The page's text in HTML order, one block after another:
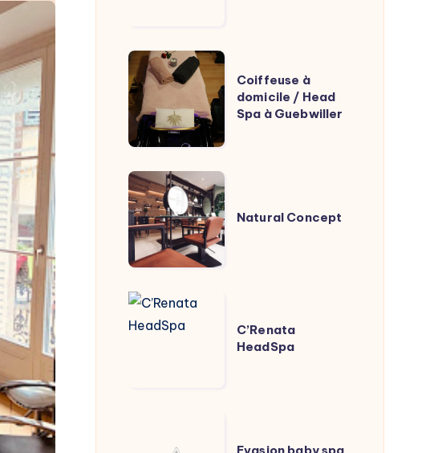
Coiffeuse
à
domicile
Head
Spa
à
Guebwiller
Coiffeuse à
domicile / Head
Spa à Guebwiller
Natural
Concept
Natural Concept
C’Renata
HeadSpa
C’Renata
HeadSpa
Evasion baby spa